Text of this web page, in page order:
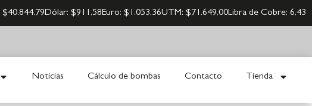
$40.844,79Dólar: $911,58Euro: $1.053,36UTM: $71.649,00Libra de Cobre: 6,43
Noticias Cálculo de bombas Contacto Tienda